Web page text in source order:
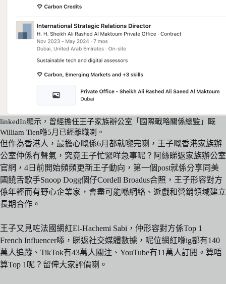
linkedIn顯示，曾經擔任王子家族辦公室「國際戰略關係總監」嘅
William Tien喺5月已經離職喇。
但作為香港人，最擔心嘅係6月都就嚟完喇，王子嘅香港家族辦
公室仲係冇聲氣，究竟王子忙緊咩急事呢？阿絲睇返家族辦公室
官網，4日前開始頻頻更新王子動向，第一個post就係分享同美
國饒舌歌手Snoop Dogg個仔Cordell Broadus合照，王子形容對方
係年輕而有野心企業家，會盡可能喺網絡、遊戲和營銷領域建立
長期合作。
王子又見咗法國網紅El-Hachemi Sabi，仲形容對方係Top 1
French Influencer㖭，睇返社交媒體數據，呢位網紅喺ig都有140
萬人追蹤、TikTok有43萬人關注、YouTube有11萬人訂閱。算唔
算Top 1呢？留俾大家評價喇。